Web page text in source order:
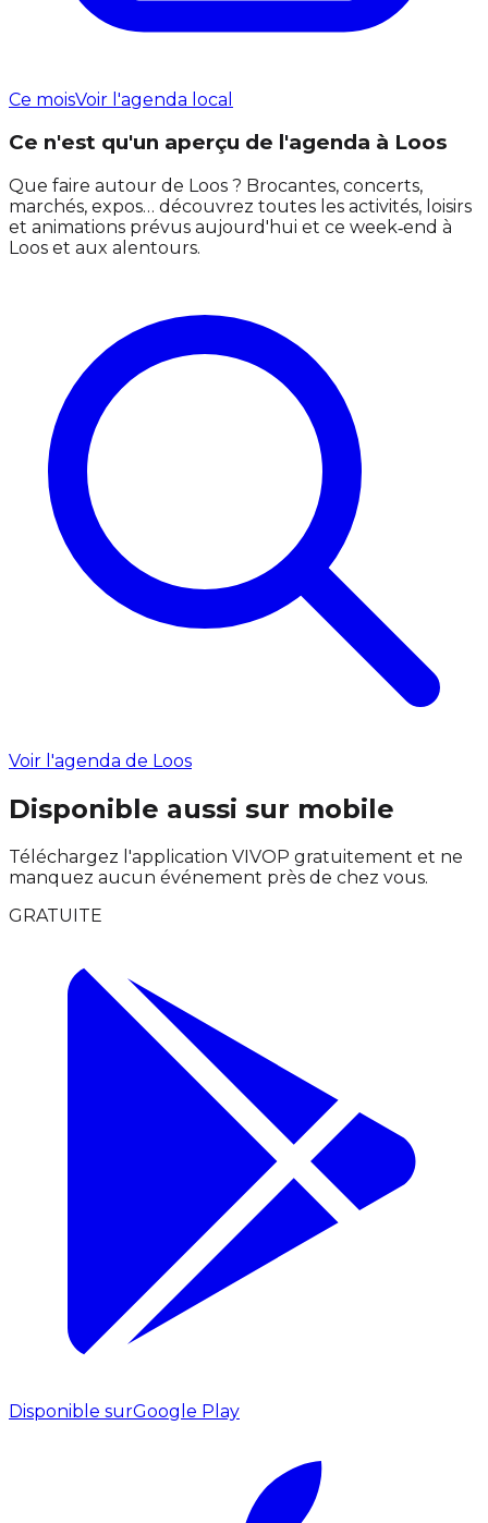
Ce moisVoir l'agenda local
Ce n'est qu'un aperçu de l'agenda à Loos
Que faire autour de Loos ? Brocantes, concerts,
marchés, expos… découvrez toutes les activités, loisirs
et animations prévus aujourd'hui et ce week‑end à
Loos et aux alentours.
Voir l'agenda de Loos
Disponible aussi sur mobile
Téléchargez l'application VIVOP gratuitement et ne
manquez aucun événement près de chez vous.
GRATUITE
Disponible surGoogle Play